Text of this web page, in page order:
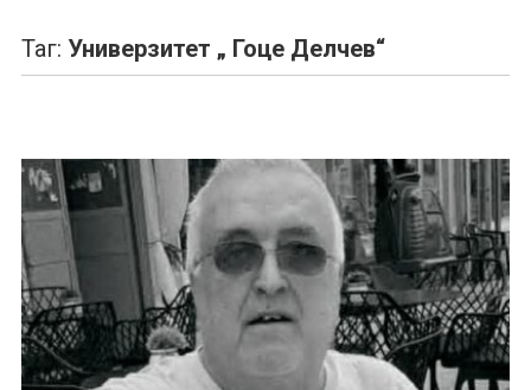
Таг: Универзитет „ Гоце Делчев“